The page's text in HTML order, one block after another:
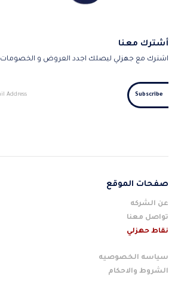
أشترك معنا
اشترك مع جهزلي ليصلك اجدد العروض و الخصومات
صفحات الموقع
عن الشركه
تواصل معنا
نقاط حهزلي
سياسه الخصوصيه
الشروط والاحكام